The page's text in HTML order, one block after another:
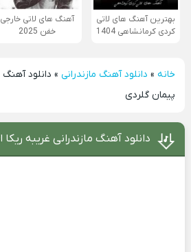
بهترین آهنگ های لاتی
کردی کرمانشاهی 1404
آهنگ های لاتی خارجی
خفن 2025
خانه» دانلود آهنگ مازندرانی» دانلود آهنگ
پیمان گلردی
دانلود آهنگ مازندرانی غریبه ریکا